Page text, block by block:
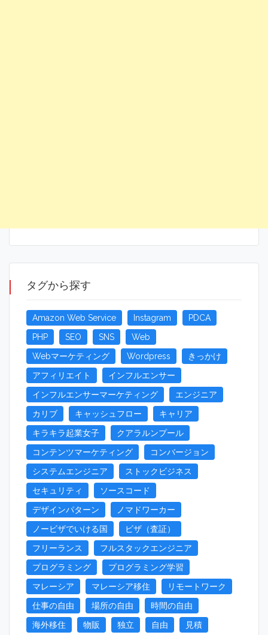
タグから探す
Amazon Web Service Instagram
PDCA
PHP
SEO SNS
Web
Webマーケティング
Wordpress
きっかけ
アフィリエイト
インフルエンサー
インフルエンサーマーケティング
エンジニア
カリブ
キャッシュフロー
キャリア
キラキラ起業女子
クアラルンプール
コンテンツマーケティング
コンバージョン
システムエンジニア
ストックビジネス
セキュリティ
ソースコード
デザインパターン
ノマドワーカー
ノービザでいける国
ビザ（査証）
フリーランス
フルスタックエンジニア
プログラミング
プログラミング学習
マレーシア
マレーシア移住
リモートワーク
仕事の自由
場所の自由
時間の自由
海外移住
物販 独立 自由 見積